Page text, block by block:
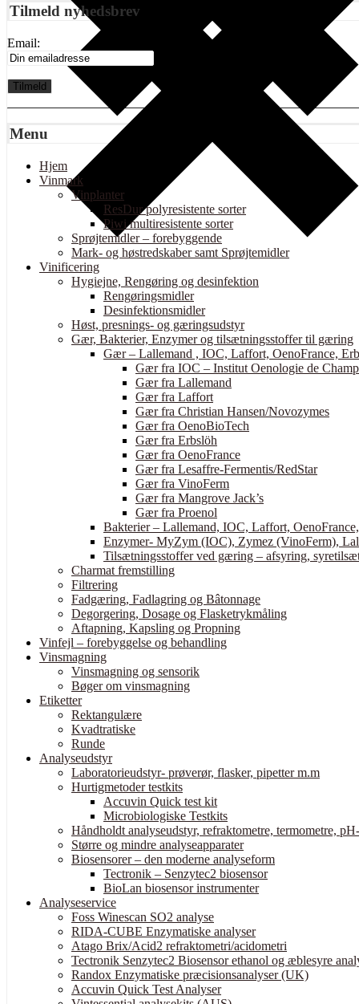
Tilmeld nyhedsbrev
Email:
Menu
Hjem
Vinmark
Vinplanter
ResDur polyresistente sorter
Piwi multiresistente sorter
Sprøjtemidler – forebyggende
Mark- og høstredskaber samt Sprøjtemidler
Vinificering
Hygiejne, Rengøring og desinfektion
Rengøringsmidler
Desinfektionsmidler
Høst, presnings- og gæringsudstyr
Gær, Bakterier, Enzymer og tilsætningsstoffer til gæring
Gær – Lallemand , IOC, Laffort, OenoFrance,
Gær fra IOC – Institut Oenologie de
Gær fra Lallemand
Gær fra Laffort
Gær fra Christian Hansen/Novozymes
Gær fra OenoBioTech
Gær fra Erbslöh
Gær fra OenoFrance
Gær fra Lesaffre-Fermentis/RedStar
Gær fra VinoFerm
Gær fra Mangrove Jack’s
Gær fra Proenol
Bakterier – Lallemand, IOC, Laffort,
Enzymer- MyZym (IOC), Zymez (VinoFerm),
Tilsætningsstoffer ved gæring – afsyring,
Charmat fremstilling
Filtrering
Fadgæring, Fadlagring og Bâtonnage
Degorgering, Dosage og Flasketrykmåling
Aftapning, Kapsling og Propning
Vinfejl – forebyggelse og behandling
Vinsmagning
Vinsmagning og sensorik
Bøger om vinsmagning
Etiketter
Rektangulære
Kvadtratiske
Runde
Analyseudstyr
Laboratorieudstyr- prøverør, flasker, pipetter m.m
Hurtigmetoder testkits
Accuvin Quick test kit
Microbiologiske Testkits
Håndholdt analyseudstyr, refraktometre, termometre,
Større og mindre analyseapparater
Biosensorer – den moderne analyseform
Tectronik – Senzytec2 biosensor
BioLan biosensor instrumenter
Analyseservice
Foss Winescan SO2 analyse
RIDA-CUBE Enzymatiske analyser
Atago Brix/Acid2 refraktometri/acidometri
Tectronik Senzytec2 Biosensor ethanol og æblesyre
Randox Enzymatiske præcisionsanalyser (UK)
Accuvin Quick Test Analyser